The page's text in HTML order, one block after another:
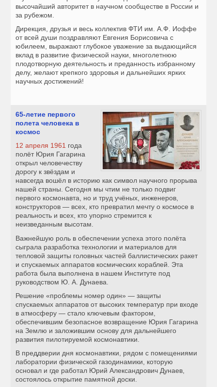
высочайший авторитет в научном сообществе в России и
за рубежом.
Дирекция, друзья и весь коллектив ФТИ им. А.Ф. Иоффе
от всей души поздравляют Евгения Борисовича с
юбилеем, выражают глубокое уважение за выдающийся
вклад в развитие физической науки, многолетнюю
плодотворную деятельность и преданность избранному
делу, желают крепкого здоровья и дальнейших ярких
научных достижений!
65-летие первого
полета человека в
космос
12 апреля 1961 года
полёт Юрия Гагарина
открыл человечеству
дорогу к звёздам и
навсегда вошёл в историю как символ научного прорыва
нашей страны. Сегодня мы чтим не только подвиг
первого космонавта, но и труд учёных, инженеров,
конструкторов — всех, кто превратил мечту о космосе в
реальность и всех, кто упорно стремится к
неизведанным высотам.
Важнейшую роль в обеспечении успеха этого полёта
сыграла разработка технологии и материалов для
тепловой защиты головных частей баллистических ракет
и спускаемых аппаратов космических кораблей. Эта
работа была выполнена в нашем Институте под
руководством Ю. А. Дунаева.
Решение «проблемы номер один» — защиты
спускаемых аппаратов от высоких температур при входе
в атмосферу — стало ключевым фактором,
обеспечившим безопасное возвращение Юрия Гагарина
на Землю и заложившим основу для дальнейшего
развития пилотируемой космонавтики.
В преддверии дня космонавтики, рядом с помещениями
лаборатории физической газодинамики, которую
основал и где работал Юрий Александрович Дунаев,
состоялось открытие памятной доски.